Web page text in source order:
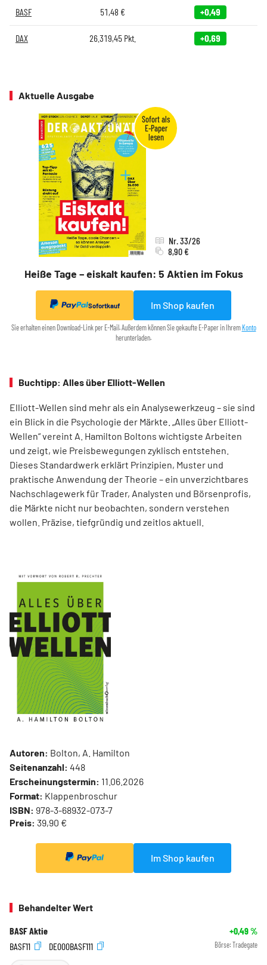
BASF 51,48 € +0,49
DAX 26.319,45 Pkt. +0,69
Aktuelle Ausgabe
Heiße Tage – eiskalt kaufen: 5 Aktien im Fokus
Nr. 33/26
8,90 €
Sofortkauf Im Shop kaufen
Sie erhalten einen Download-Link per E-Mail. Außerdem können Sie gekaufte E-Paper in Ihrem Konto
herunterladen.
Buchtipp: Alles über Elliott-Wellen
Elliott-Wellen sind mehr als ein Analysewerkzeug – sie sind
ein Blick in die Psychologie der Märkte. „Alles über Elliott-
Wellen“ vereint A. Hamilton Boltons wichtigste Arbeiten
und zeigt, wie Preisbewegungen zyklisch entstehen.
Dieses Standardwerk erklärt Prinzipien, Muster und
praktische Anwendung der Theorie – ein unverzichtbares
Nachschlagewerk für Trader, Analysten und Börsenprofis,
die Märkte nicht nur beobachten, sondern verstehen
wollen. Präzise, tiefgründig und zeitlos aktuell.
Autoren: Bolton, A. Hamilton
Seitenanzahl: 448
Erscheinungstermin: 11.06.2026
Format: Klappenbroschur
ISBN: 978-3-68932-073-7
Preis: 39,90 €
Im Shop kaufen
Behandelter Wert
BASF Aktie +0,49%
BASF11
DE000BASF111 Börse: Tradegate